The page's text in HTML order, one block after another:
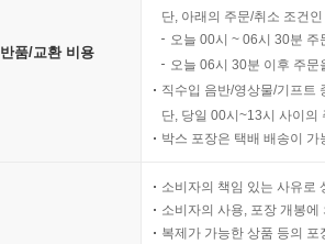
반품/교환 비용
단, 아래의 주문/취소 조건
오늘 00시 ~ 06시 30분
오늘 06시 30분 이후 주
직수입 음반/영상물/기프트
단, 당일 00시~13시 사이의
박스 포장은 택배 배송이
소비자의 책임 있는 사유로
소비자의 사용, 포장 개봉
복제가 가능한 상품 등의